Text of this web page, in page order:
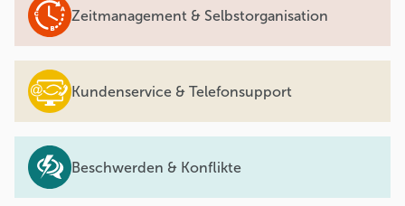
Zeitmanagement & Selbstorganisation
Kundenservice & Telefonsupport
Beschwerden & Konflikte